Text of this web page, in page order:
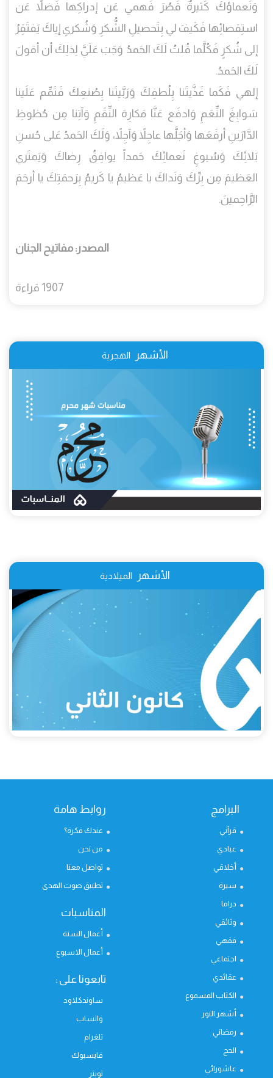
وَنَعماؤكَ كَثيرةٌ قَصُرَ فَهمي عَن إدراكِها فَضلاً عَن
استِقصائِها فَكَيفَ لي بِتَحصيلِ الشُّكرِ وَشُكري إياكَ يَفتَقِرُ
إلى شُكرٍ فَكُلَّما قُلتُ لَكَ الحَمدُ وَجَبَ عَلَيَّ لِذلِكَ أن أقولَ
لَكَ الحَمدُ.
إلهي فَكَما غَذَّيتَنا بِلُطفِكَ وَرَبَّيتَنا بِصُنعِكَ فَتَمِّم عَلَينا
سَوابِغَ النِّعَمِ وَادفَع عَنَّا مَكارِهَ النِّقَمِ وَآتِنا مِن حُظوظِ
الدَّارَينِ أرفَعَها وَأجَلَّها عاجِلاً وَآجِلاً، وَلَكَ الحَمدُ عَلى حُسنِ
بَلائِكَ وَسُبوغِ نَعمائِكَ حَمداً يوافِقُ رِضاكَ وَيَمتَري
العَظيمَ مِن بِرِّكَ وَنَداكَ يا عَظيمُ يا كَريمُ بِرَحمَتِكَ يا أرحَمَ
الرَّاحِمينَ.
المصدر: مفاتيح الجنان
1907 قراءة
الأشهر الهجرية
الأشهر الميلادية
البرامج
قرآني
عبادي
أخلاقي
سيرة
دراما
وثائقي
فقهي
اجتماعي
عقائدي
الكتاب المسموع
أشهر النور
رمضاني
الحج
عاشورائي
روابط هامة
عندك فكرة؟
من نحن
تواصل معنا
تطبيق صوت الهدى
المناسبات
أعمال السنة
أعمال الاسبوع
تابعونا على :
ساوندكلاود
واتساب
تلغرام
فايسبوك
تويتر